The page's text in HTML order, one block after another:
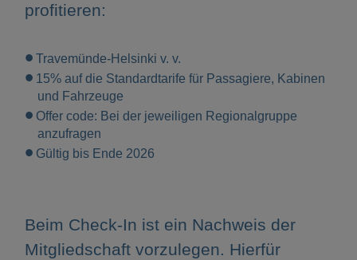
profitieren:
Travemünde-Helsinki v. v.
15% auf die Standardtarife für Passagiere, Kabinen
und Fahrzeuge
Offer code: Bei der jeweiligen Regionalgruppe
anzufragen
Gültig bis Ende 2026
Beim Check-In ist ein Nachweis der
Mitgliedschaft vorzulegen. Hierfür